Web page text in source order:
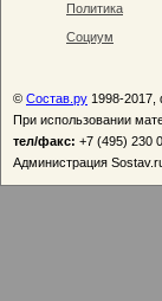
Политика
Социум
© Состав.ру 1998-
При использовании
тел/факс: +7 (495) 230
Администрация